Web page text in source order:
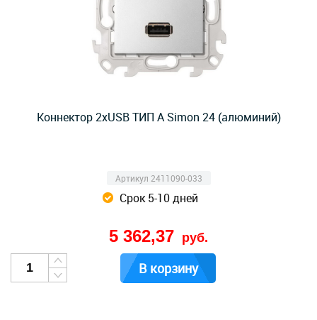
Коннектор 2хUSB ТИП А Simon 24 (алюминий)
Артикул 2411090-033
Срок 5-10 дней
5 362,37 руб.
В корзину